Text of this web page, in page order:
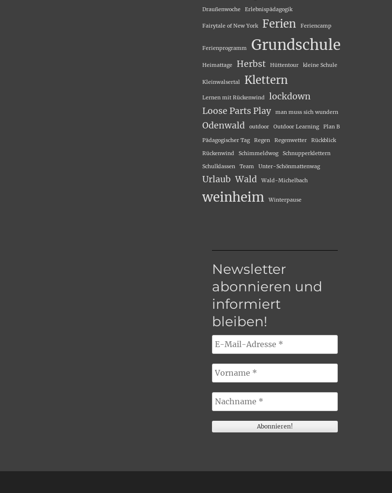
Draußenwoche Erlebnispädagogik
Fairytale of New York Ferien Feriencamp
Ferienprogramm Grundschule
Heimattage Herbst Hüttentour kleine Schule
Kleinwalsertal Klettern
Lernen mit Rückenwind
lockdown
Loose Parts Play
man muss sich wundern
Odenwald outdoor Outdoor Learning Plan B
Pädagogischer Tag Regen Regenwetter Rückblick
Rückenwind Schimmeldwog Schnupperklettern
Schulklassen Team Unter-Schönmattenwag
Urlaub Wald Wald-Michelbach
weinheim Winterpause
Newsletter
abonnieren und
informiert
bleiben!